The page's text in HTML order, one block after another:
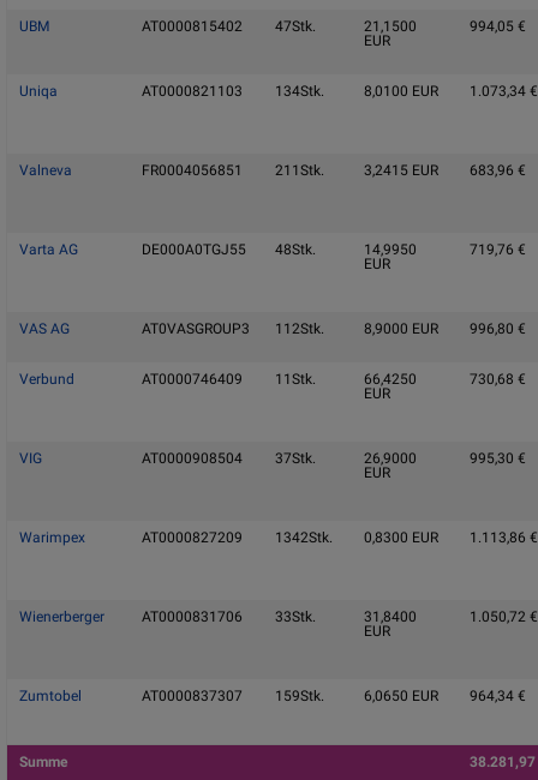
Summe 38.281,97
UBM AT0000815402 47Stk.
21,1500
EUR
994,05 €
Uniqa AT0000821103 134Stk. 8,0100 EUR 1.073,34 €
Valneva FR0004056851 211Stk. 3,2415 EUR 683,96 €
Varta AG DE000A0TGJ55 48Stk.
14,9950
EUR
719,76 €
VAS AG AT0VASGROUP3 112Stk. 8,9000 EUR 996,80 €
Verbund AT0000746409 11Stk.
66,4250
EUR
730,68 €
VIG AT0000908504 37Stk.
26,9000
EUR
995,30 €
Warimpex AT0000827209 1342Stk. 0,8300 EUR 1.113,86 €
Wienerberger AT0000831706 33Stk.
31,8400
EUR
1.050,72 €
Zumtobel AT0000837307 159Stk. 6,0650 EUR 964,34 €